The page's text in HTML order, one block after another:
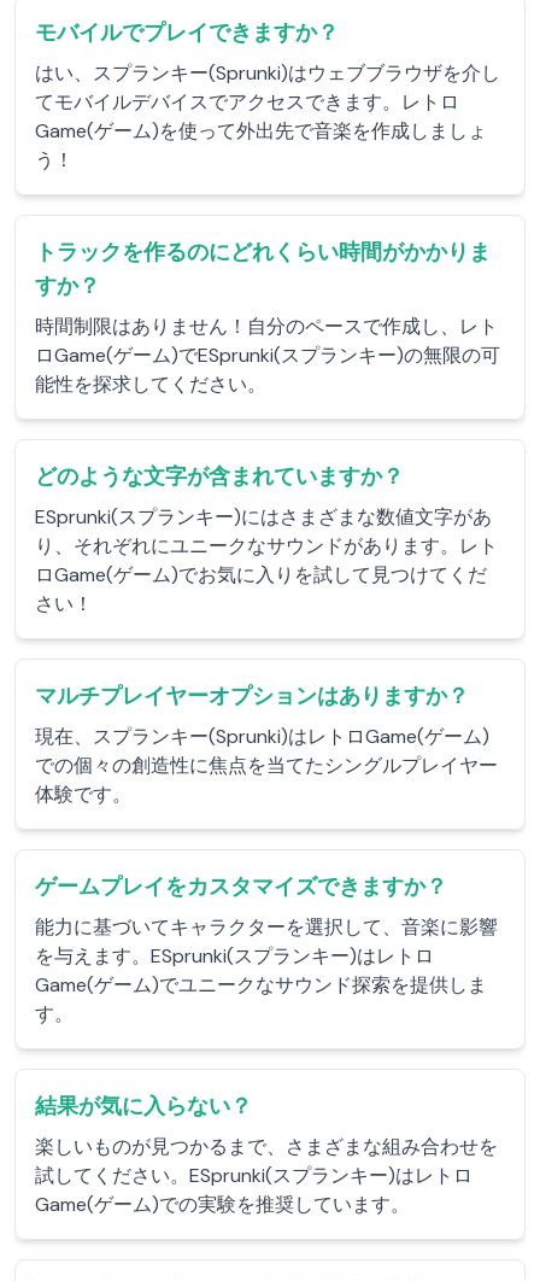
モバイルでプレイできますか？
はい、スプランキー(Sprunki)はウェブブラウザを介し
てモバイルデバイスでアクセスできます。レトロ
Game(ゲーム)を使って外出先で音楽を作成しましょ
う！
トラックを作るのにどれくらい時間がかかりま
すか？
時間制限はありません！自分のペースで作成し、レト
ロGame(ゲーム)でESprunki(スプランキー)の無限の可
能性を探求してください。
どのような文字が含まれていますか？
ESprunki(スプランキー)にはさまざまな数値文字があ
り、それぞれにユニークなサウンドがあります。レト
ロGame(ゲーム)でお気に入りを試して見つけてくだ
さい！
マルチプレイヤーオプションはありますか？
現在、スプランキー(Sprunki)はレトロGame(ゲーム)
での個々の創造性に焦点を当てたシングルプレイヤー
体験です。
ゲームプレイをカスタマイズできますか？
能力に基づいてキャラクターを選択して、音楽に影響
を与えます。ESprunki(スプランキー)はレトロ
Game(ゲーム)でユニークなサウンド探索を提供しま
す。
結果が気に入らない？
楽しいものが見つかるまで、さまざまな組み合わせを
試してください。ESprunki(スプランキー)はレトロ
Game(ゲーム)での実験を推奨しています。